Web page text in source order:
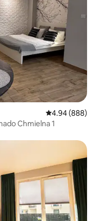
Calificación
4.94 (888)
Chmielna 1